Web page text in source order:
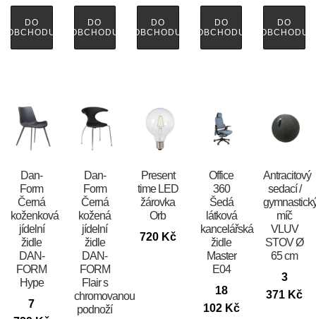
DO
OBCHODU
DO
OBCHODU
DO
OBCHODU
DO
OBCHODU
DO
OBCHODU
​​​​​Dan-
Form
Černá
koženková
jídelní
židle
DAN-
FORM
Hype
7
​​​​​Dan-
Form
Černá
kožená
jídelní
židle
DAN-
FORM
Flair s
chromovanou
podnoží
Present
time LED
žárovka
Orb
720 Kč
Office
360
Šedá
látková
kancelářská
židle
Master
E04
18
102 Kč
Antracitový
sedací /
míč
VLUV
STOV Ø
65 cm
3
371 Kč